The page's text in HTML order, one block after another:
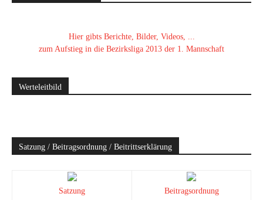
Hier gibts Berichte, Bilder, Videos, ...
zum Aufstieg in die Bezirksliga 2013 der 1. Mannschaft
Werteleitbild
Satzung / Beitragsordnung / Beitrittserklärung
Satzung Beitragsordnung